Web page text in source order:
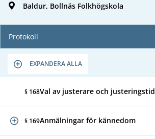
Baldur, Bollnäs Folkhögskola
Protokoll
EXPANDERA ALLA
§ 168Val av justerare och justeringstid
§ 169Anmälningar för kännedom